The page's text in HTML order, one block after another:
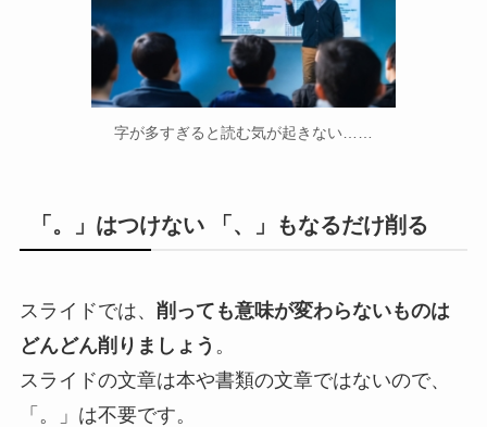
字が多すぎると読む気が起きない……
「。」はつけない 「、」もなるだけ削る
スライドでは、 削っても意味が変わらないものは
どんどん削りましょう 。
スライドの文章は本や書類の文章ではないので、
「。」は不要です。